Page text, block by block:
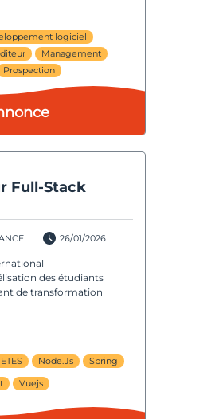
logiciel
Management
Prospection
Full-Stack
26/01/2026
des étudiants
de transformation
Node.Js
Spring
Vuejs